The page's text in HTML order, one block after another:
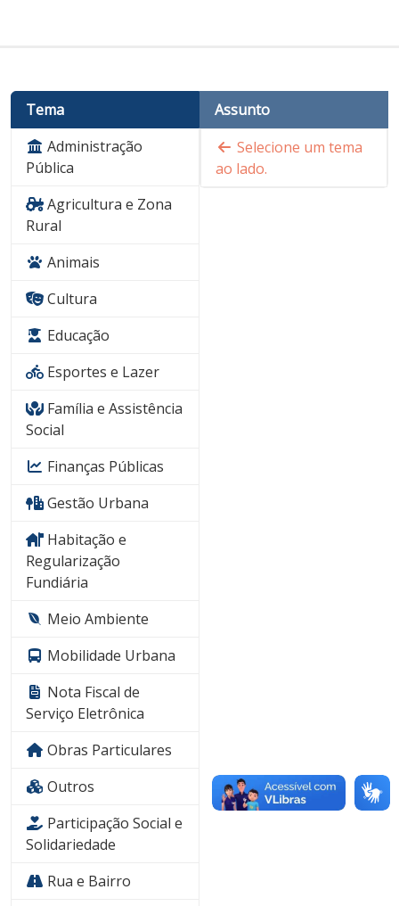
Tema
Administração
Pública
Agricultura e Zona
Rural
Animais
Cultura
Educação
Esportes e Lazer
Família e Assistência
Social
Finanças Públicas
Gestão Urbana
Habitação e
Regularização
Fundiária
Meio Ambiente
Mobilidade Urbana
Nota Fiscal de
Serviço Eletrônica
Obras Particulares
Outros
Participação Social e
Solidariedade
Rua e Bairro
Assunto
Selecione um tema
ao lado.